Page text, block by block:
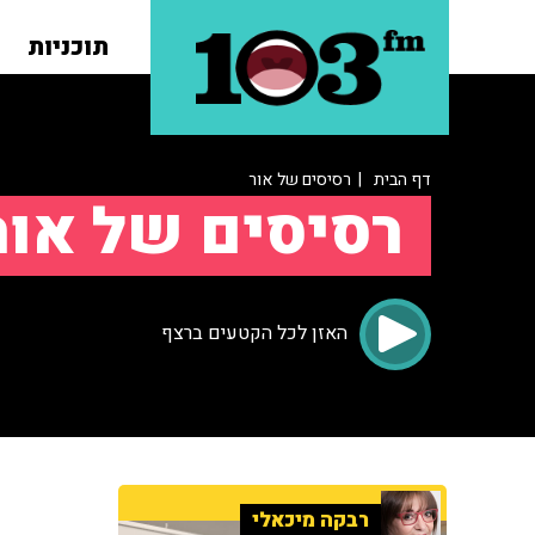
תוכניות
דף הבית | רסיסים של אור
רסיסים של
האזן לכל הקטעים ברצף
רבקה מיכאלי